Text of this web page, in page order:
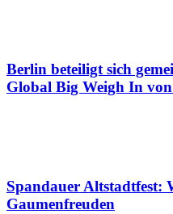
Berlin beteiligt sich
Global Big Weigh In von
Spandauer Altstadtfest:
Gaumenfreuden